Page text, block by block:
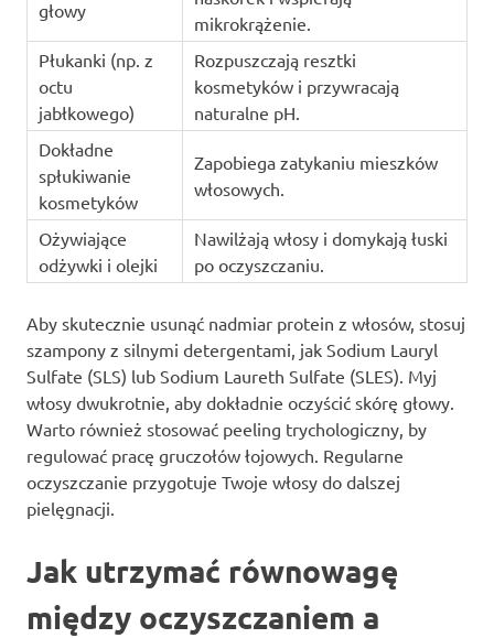
głowy
mikrokrążenie.
Płukanki (np. z
octu
jabłkowego)
Rozpuszczają resztki
kosmetyków i przywracają
naturalne pH.
Dokładne
spłukiwanie
kosmetyków
Zapobiega zatykaniu mieszków
włosowych.
Ożywiające
odżywki i olejki
Nawilżają włosy i domykają łuski
po oczyszczaniu.
Aby skutecznie usunąć nadmiar protein z włosów, stosuj
szampony z silnymi detergentami, jak Sodium Lauryl
Sulfate (SLS) lub Sodium Laureth Sulfate (SLES). Myj
włosy dwukrotnie, aby dokładnie oczyścić skórę głowy.
Warto również stosować peeling trychologiczny, by
regulować pracę gruczołów łojowych. Regularne
oczyszczanie przygotuje Twoje włosy do dalszej
pielęgnacji.
Jak utrzymać równowagę
między oczyszczaniem a